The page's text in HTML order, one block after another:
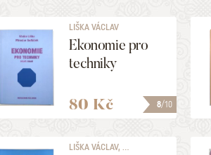
8/10
LIŠKA VÁCLAV
Ekonomie pro
techniky
80 Kč
LIŠKA VÁCLAV, ...